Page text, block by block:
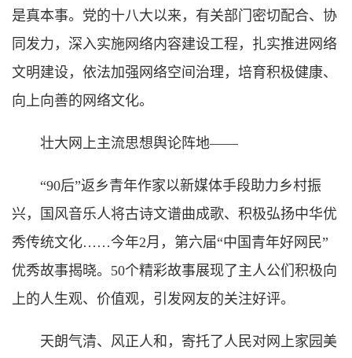
是真本事。党的十八大以来，有关部门密切配合、协
同发力，深入实施网络内容建设工程，扎实推进网络
文明建设，依法加强网络空间治理，培育积极健康、
向上向善的网络文化。
壮大网上主流思想舆论阵地——
“90后”返乡青年作家以新媒体手段助力乡村振
兴，国风音乐人将古诗文谱曲成歌、积极弘扬中华优
秀传统文化……今年2月，第六届“中国青年好网民”
优秀故事揭晓。50个精彩故事展现了主人公们积极向
上的人生观、价值观，引发网友的关注好评。
天朗气清、风正人和，寄托了人民对网上家园美